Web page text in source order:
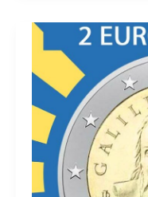
Italia
2012
Pascoli